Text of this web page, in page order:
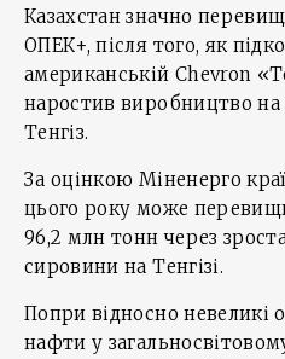
Казахстан значно
ОПЕК+, після того, як
американській Chevron
наростив виробництво на
Тенгіз.
За оцінкою Міненерго
цього року може
96,2 млн тонн через
сировини на Тенгізі.
Попри відносно невеликі
нафти у